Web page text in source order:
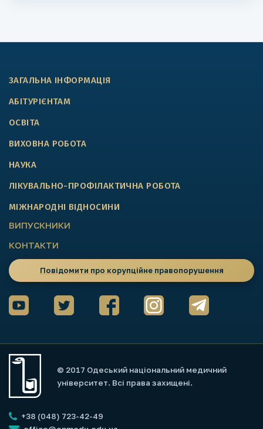
ЗАГАЛЬНА ІНФОРМАЦІЯ
АБІТУРІЄНТАМ
ОСВІТА
ВИХОВНА РОБОТА
НАУКА
ЛІКУВАЛЬНО-ПРОФІЛАКТИЧНА РОБОТА
МІЖНАРОДНІ ВІДНОСИНИ
ВИПУСКНИКИ
КОНТАКТИ
Повідомити про корупційне правопорушення
© 2017 Одеський національний медичний
університет. Всі права захищені.
+38 (048) 723-42-49